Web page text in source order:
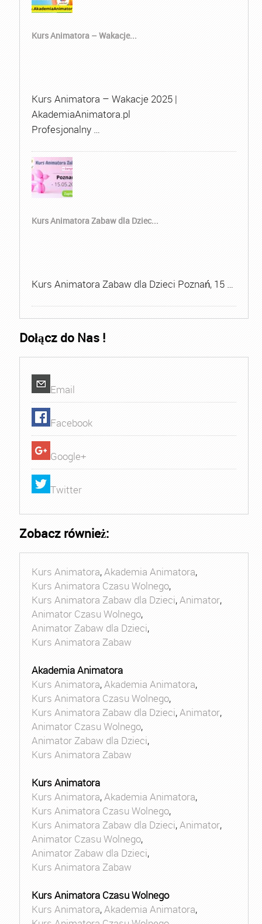
Kurs Animatora – Wakacje...
Kurs Animatora – Wakacje 2025 |
AkademiaAnimatora.pl
Profesjonalny …
Kurs Animatora Zabaw dla Dziec...
Kurs Animatora Zabaw dla Dzieci Poznań, 15 …
Dołącz do Nas !
Email
Facebook
Google+
Twitter
Zobacz również:
Kurs Animatora,Akademia Animatora,
Kurs Animatora Czasu Wolnego,
Kurs Animatora Zabaw dla Dzieci,Animator,
Animator Czasu Wolnego,
Animator Zabaw dla Dzieci,
Kurs Animatora Zabaw
Akademia Animatora
Kurs Animatora,Akademia Animatora,
Kurs Animatora Czasu Wolnego,
Kurs Animatora Zabaw dla Dzieci,Animator,
Animator Czasu Wolnego,
Animator Zabaw dla Dzieci,
Kurs Animatora Zabaw
Kurs Animatora
Kurs Animatora,Akademia Animatora,
Kurs Animatora Czasu Wolnego,
Kurs Animatora Zabaw dla Dzieci,Animator,
Animator Czasu Wolnego,
Animator Zabaw dla Dzieci,
Kurs Animatora Zabaw
Kurs Animatora Czasu Wolnego
Kurs Animatora,Akademia Animatora,